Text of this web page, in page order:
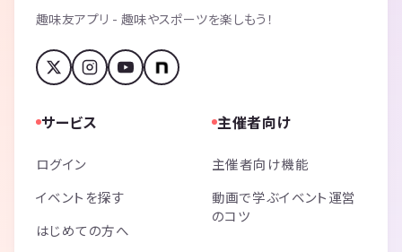
趣味友アプリ - 趣味やスポーツを楽しもう！
サービス
ログイン
イベントを探す
はじめての方へ
主催者向け
主催者向け機能
動画で学ぶイベント運営
のコツ